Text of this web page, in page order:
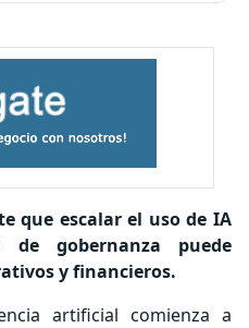
que escalar el uso de IA
gobernanza puede
y financieros.
artificial comienza a